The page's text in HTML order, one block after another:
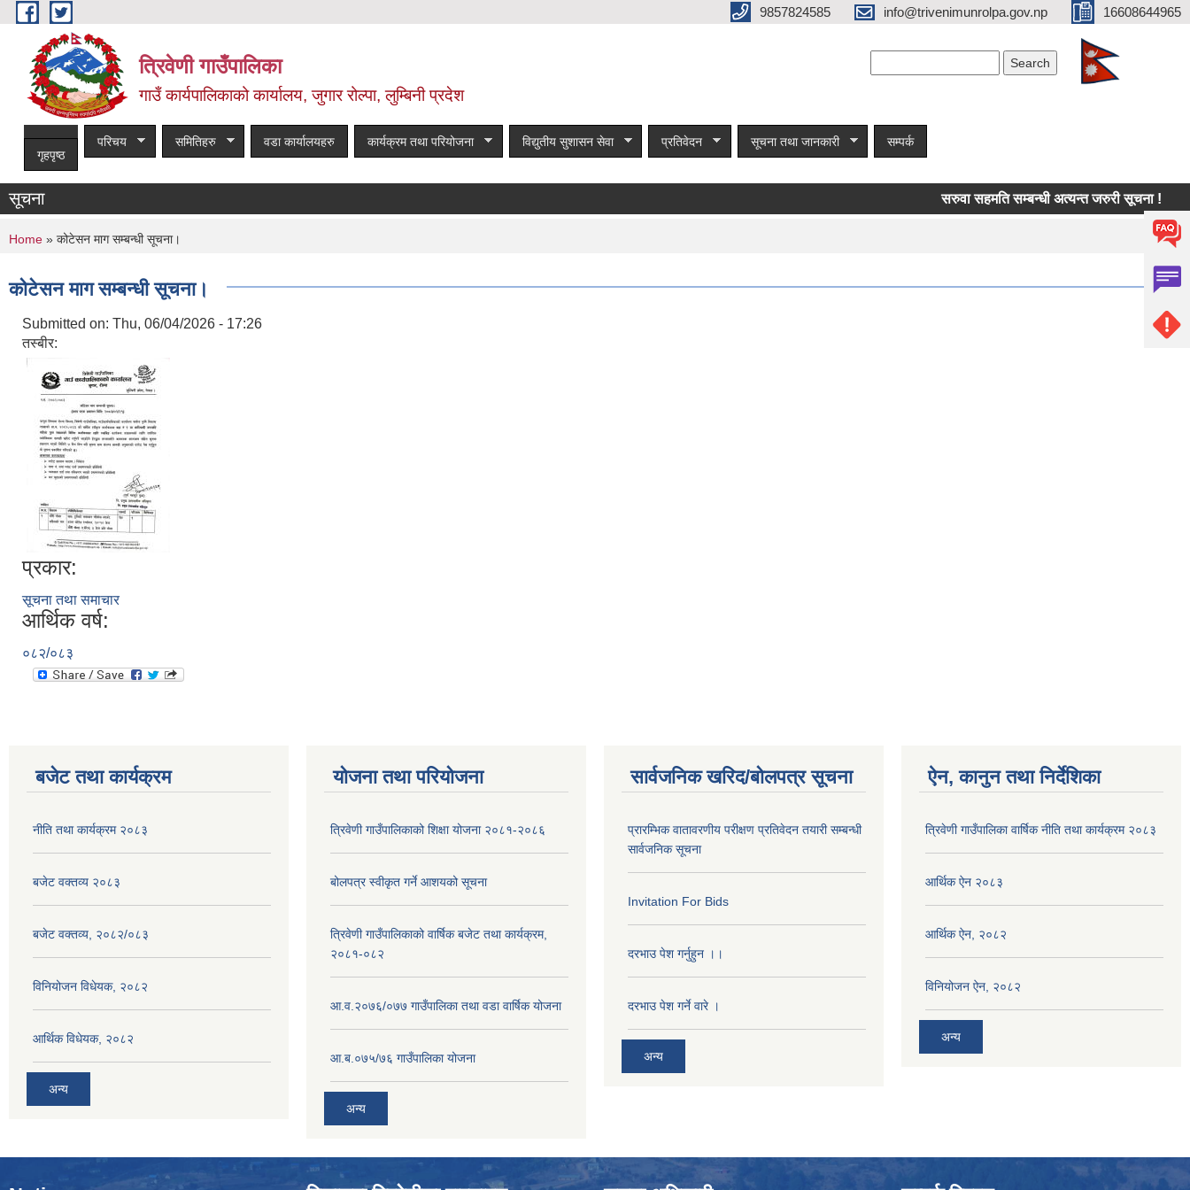
Skip to main content 9857824585 info@trivenimunrolpa.gov.np 16608644965
त्रिवेणी गाउँपालिका
गाउँ कार्यपालिकाको कार्यालय, जुगार रोल्पा, लुम्बिनी प्रदेश
गृहपृष्ठ
परिचय समितिहरु वडा कार्यालयहरु कार्यक्रम तथा परियोजना विद्युतीय सुशासन सेवा प्रतिवेदन सूचना तथा जानकारी सम्पर्क
सूचना सरुवा सहमति सम्बन्धी अत्यन्त जरुरी सूचना !
You are here
Home » कोटेसन माग सम्बन्धी सूचना।
कोटेसन माग सम्बन्धी सूचना।
Submitted on: Thu, 06/04/2026 - 17:26
तस्बीर:
प्रकार:
सूचना तथा समाचार
आर्थिक वर्ष:
०८२/०८३
बजेट तथा कार्यक्रम
नीति तथा कार्यक्रम २०८३
बजेट वक्तव्य २०८३
बजेट वक्तव्य, २०८२/०८३
विनियोजन विधेयक, २०८२
आर्थिक विधेयक, २०८२
अन्य
योजना तथा परियोजना
त्रिवेणी गाउँपालिकाको शिक्षा योजना २०८१-२०८६
बोलपत्र स्वीकृत गर्ने आशयको सूचना
त्रिवेणी गाउँपालिकाको वार्षिक बजेट तथा कार्यक्रम,
२०८१-०८२
आ.व.२०७६/०७७ गाउँपालिका तथा वडा वार्षिक योजना
आ.ब.०७५/७६ गाउँपालिका योजना
अन्य
सार्वजनिक खरिद/बोलपत्र सूचना
प्रारम्भिक वातावरणीय परीक्षण प्रतिवेदन तयारी सम्बन्धी
सार्वजनिक सूचना
Invitation For Bids
दरभाउ पेश गर्नुहुन ।।
दरभाउ पेश गर्ने वारे ।
अन्य
ऐन, कानुन तथा निर्देशिका
त्रिवेणी गाउँपालिका वार्षिक नीति तथा कार्यक्रम २०८३
आर्थिक ऐन २०८३
आर्थिक ऐन, २०८२
विनियोजन ऐन, २०८२
अन्य